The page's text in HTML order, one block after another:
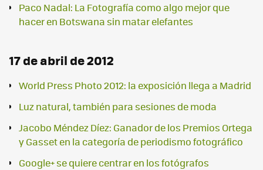
Paco Nadal: La Fotografía como algo mejor que
hacer en Botswana sin matar elefantes
17 de abril de 2012
World Press Photo 2012: la exposición llega a Madrid
Luz natural, también para sesiones de moda
Jacobo Méndez Díez: Ganador de los Premios Ortega
y Gasset en la categoría de periodismo fotográfico
Google+ se quiere centrar en los fotógrafos